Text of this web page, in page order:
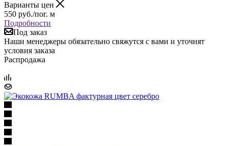
Варианты цен
550 руб./пог. м
Подробности
Под заказ
Наши менеджеры обязательно свяжутся с вами и уточнят
условия заказа
Распродажа